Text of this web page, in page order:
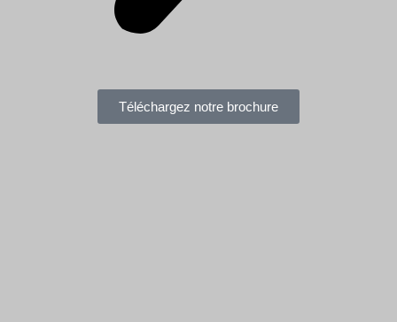
Téléchargez notre brochure